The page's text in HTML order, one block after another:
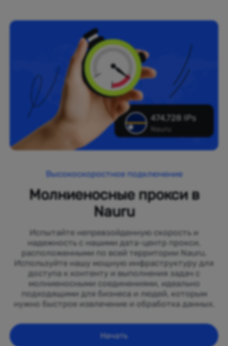
474,728 IPs
Nauru
Высокоскоростное подключение
Молниеносные прокси в
Nauru
Испытайте непревзойденную скорость и
надежность с нашими дата-центр прокси,
расположенными по всей территории Nauru.
Используйте нашу мощную инфраструктуру для
доступа к контенту и выполнения задач с
молниеносными соединениями, идеально
подходящими для бизнеса и людей, которым
нужно быстрое извлечение и обработка данных.
Начать